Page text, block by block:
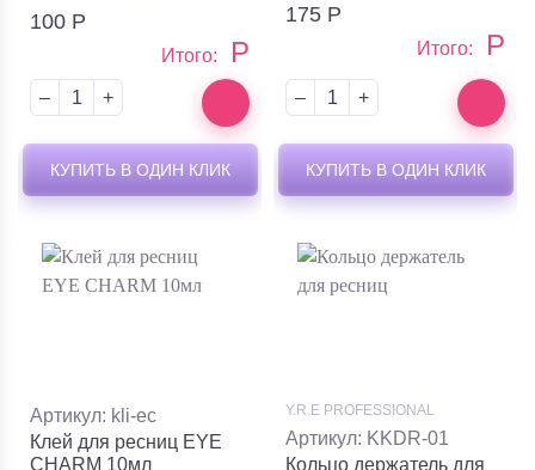
100 Р
Итого: Р
– +
КУПИТЬ В ОДИН КЛИК
175 Р
Итого: Р
– +
КУПИТЬ В ОДИН КЛИК
Артикул: kli-ec
Клей для ресниц EYE
CHARM 10мл
Y.R.E PROFESSIONAL
Артикул: KKDR-01
Кольцо держатель для